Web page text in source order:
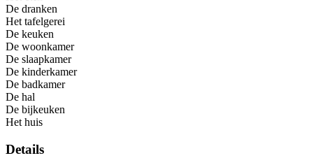
De dranken
Het tafelgerei
De keuken
De woonkamer
De slaapkamer
De kinderkamer
De badkamer
De hal
De bijkeuken
Het huis
Details